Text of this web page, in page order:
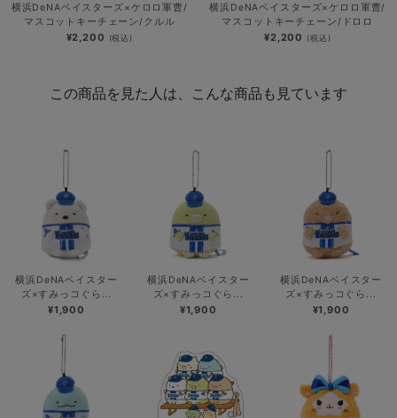
横浜DeNAベイスターズ×ケロロ軍曹/
マスコットキーチェーン/クルル
¥2,200 (税込)
横浜DeNAベイスターズ×ケロロ軍曹/
マスコットキーチェーン/ドロロ
¥2,200 (税込)
この商品を見た人は、こんな商品も見ています
横浜DeNAベイスター
ズ×すみっコぐら...
¥1,900
横浜DeNAベイスター
ズ×すみっコぐら...
¥1,900
横浜DeNAベイスター
ズ×すみっコぐら...
¥1,900